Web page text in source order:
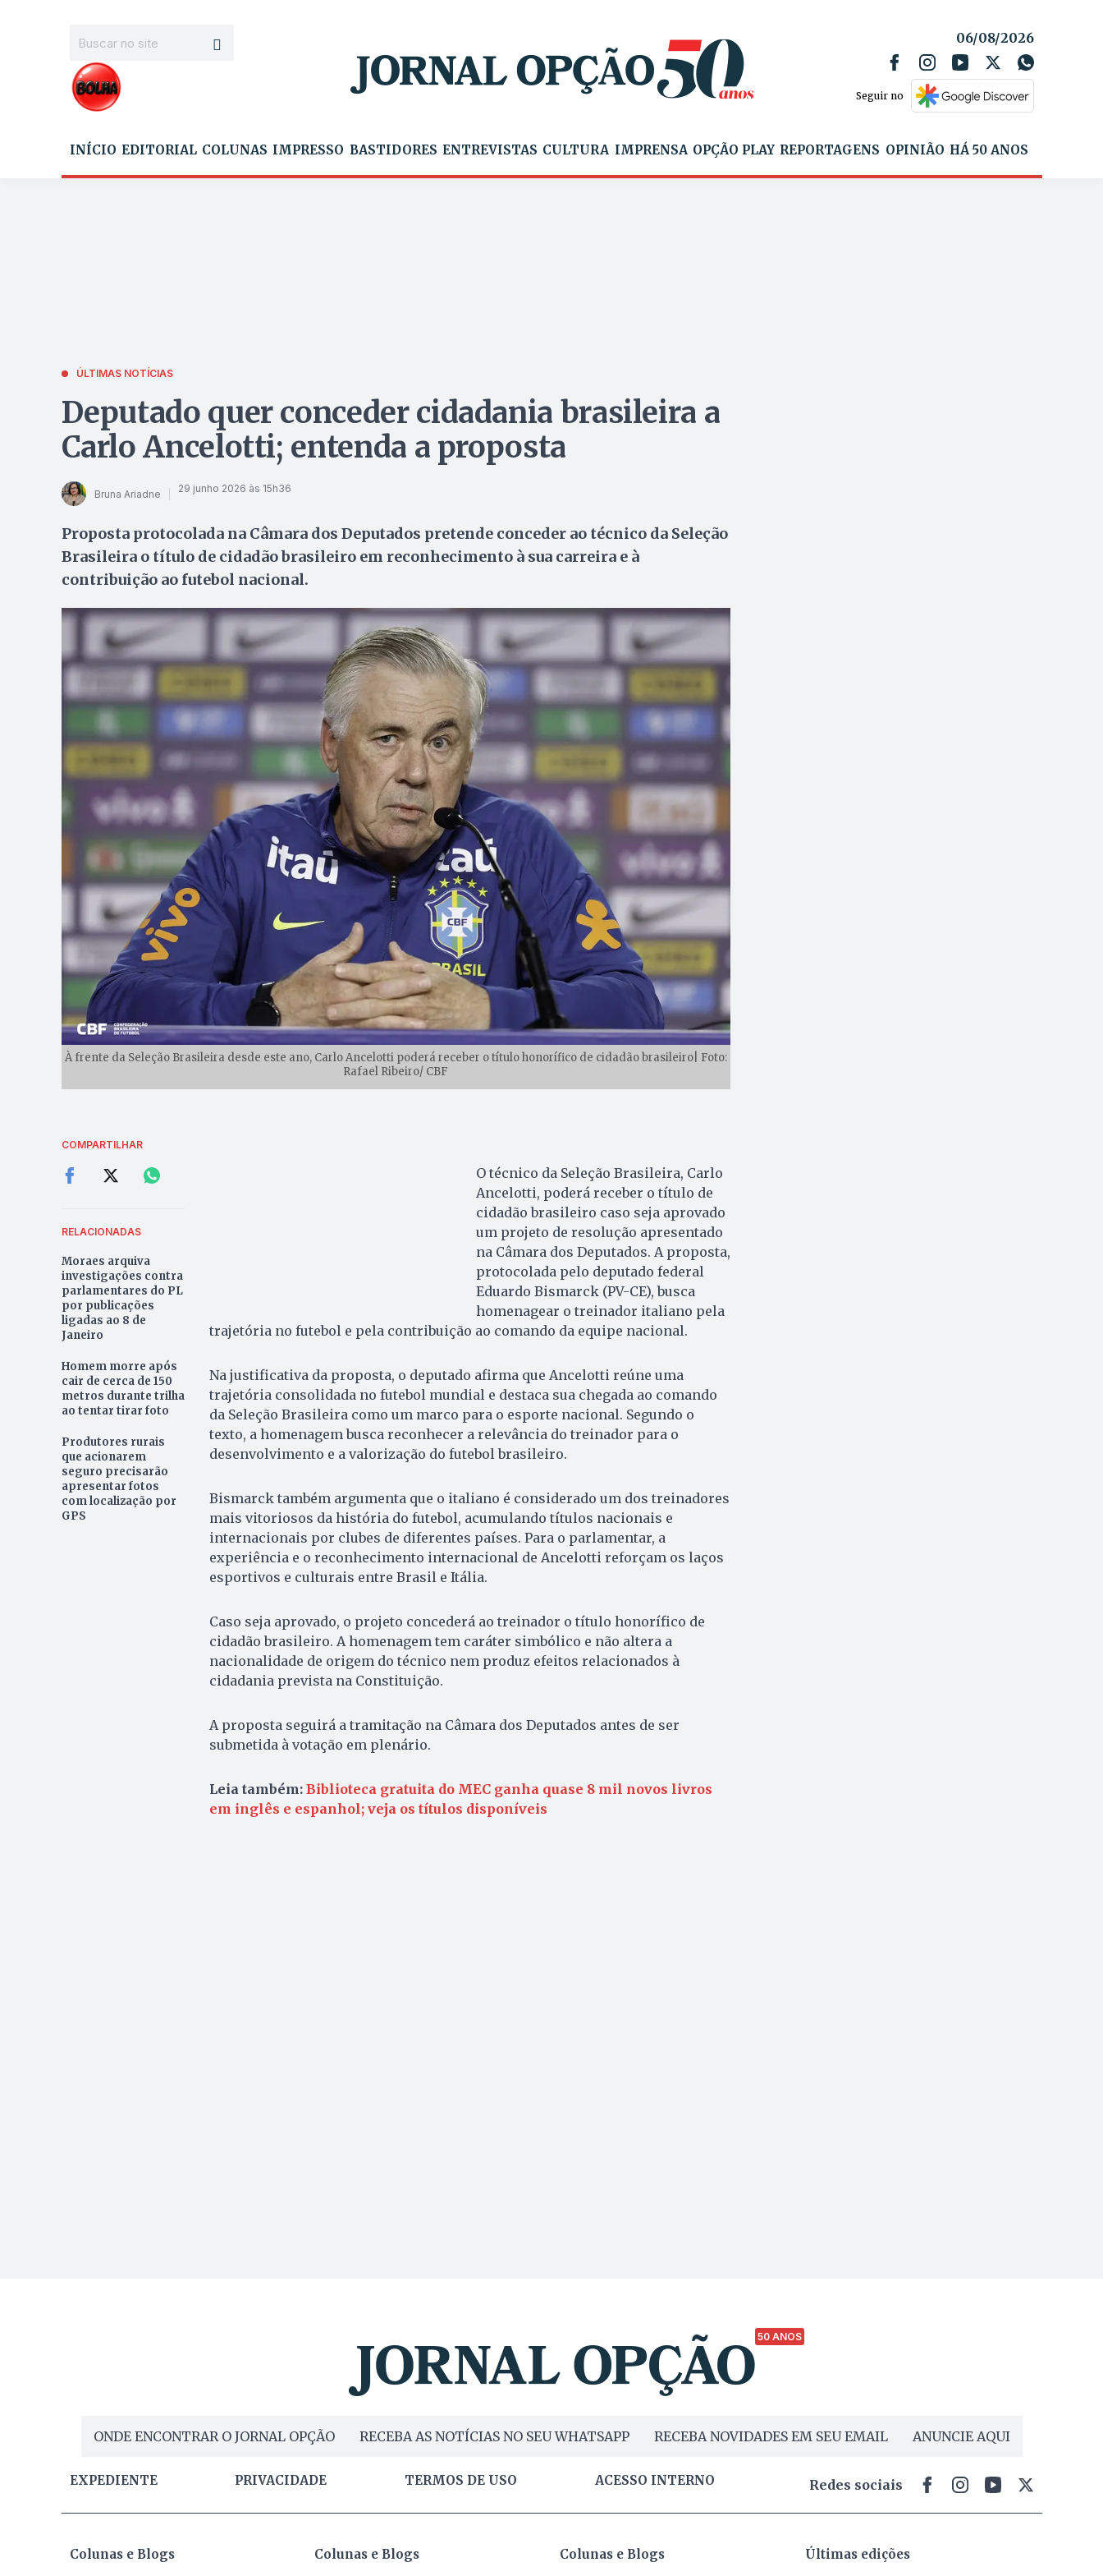
06/08/2026
Seguir no
INÍCIO EDITORIAL COLUNAS IMPRESSO BASTIDORES ENTREVISTAS CULTURA IMPRENSA OPÇÃO PLAY REPORTAGENS OPINIÃO HÁ 50 ANOS
ÚLTIMAS NOTÍCIAS
Deputado quer conceder cidadania brasileira a
Carlo Ancelotti; entenda a proposta
Bruna Ariadne 29 junho 2026 às 15h36
Proposta protocolada na Câmara dos Deputados pretende conceder ao técnico da Seleção
Brasileira o título de cidadão brasileiro em reconhecimento à sua carreira e à
contribuição ao futebol nacional.
À frente da Seleção Brasileira desde este ano, Carlo Ancelotti poderá receber o título honorífico de cidadão brasileiro| Foto:
Rafael Ribeiro/ CBF
COMPARTILHAR
RELACIONADAS
Moraes arquiva
investigações contra
parlamentares do PL
por publicações
ligadas ao 8 de
Janeiro
Homem morre após
cair de cerca de 150
metros durante trilha
ao tentar tirar foto
Produtores rurais
que acionarem
seguro precisarão
apresentar fotos
com localização por
GPS
O técnico da Seleção Brasileira, Carlo
Ancelotti, poderá receber o título de
cidadão brasileiro caso seja aprovado
um projeto de resolução apresentado
na Câmara dos Deputados. A proposta,
protocolada pelo deputado federal
Eduardo Bismarck (PV-CE), busca
homenagear o treinador italiano pela
trajetória no futebol e pela contribuição ao comando da equipe nacional.
Na justificativa da proposta, o deputado afirma que Ancelotti reúne uma
trajetória consolidada no futebol mundial e destaca sua chegada ao comando
da Seleção Brasileira como um marco para o esporte nacional. Segundo o
texto, a homenagem busca reconhecer a relevância do treinador para o
desenvolvimento e a valorização do futebol brasileiro.
Bismarck também argumenta que o italiano é considerado um dos treinadores
mais vitoriosos da história do futebol, acumulando títulos nacionais e
internacionais por clubes de diferentes países. Para o parlamentar, a
experiência e o reconhecimento internacional de Ancelotti reforçam os laços
esportivos e culturais entre Brasil e Itália.
Caso seja aprovado, o projeto concederá ao treinador o título honorífico de
cidadão brasileiro. A homenagem tem caráter simbólico e não altera a
nacionalidade de origem do técnico nem produz efeitos relacionados à
cidadania prevista na Constituição.
A proposta seguirá a tramitação na Câmara dos Deputados antes de ser
submetida à votação em plenário.
Leia também: Biblioteca gratuita do MEC ganha quase 8 mil novos livros
em inglês e espanhol; veja os títulos disponíveis
50 ANOS
ONDE ENCONTRAR O JORNAL OPÇÃO RECEBA AS NOTÍCIAS NO SEU WHATSAPP RECEBA NOVIDADES EM SEU EMAIL ANUNCIE AQUI
EXPEDIENTE PRIVACIDADE TERMOS DE USO ACESSO INTERNO Redes sociais
Colunas e Blogs Colunas e Blogs Colunas e Blogs Últimas edições